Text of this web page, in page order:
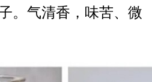
。气清香，味苦、微